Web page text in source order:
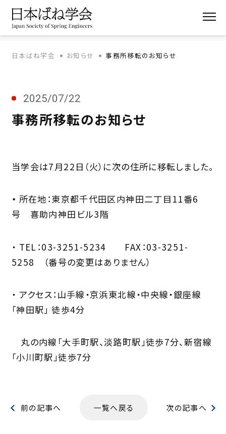
日本ばね学会 お知らせ 事務所移転のお知らせ
2025/07/22
事務所移転のお知らせ
当学会は7月22日（火）に次の住所に移転しました。
・ 所在地：東京都千代田区内神田二丁目11番6
号 喜助内神田ビル3階
・ TEL：03-3251-5234 FAX：03-3251-
5258 （番号の変更はありません）
・ アクセス：山手線・京浜東北線・中央線・銀座線
「神田駅」 徒歩4分
丸の内線「大手町駅、淡路町駅」徒歩7分、新宿線
「小川町駅」徒歩7分
前の記事へ 一覧へ戻る 次の記事へ